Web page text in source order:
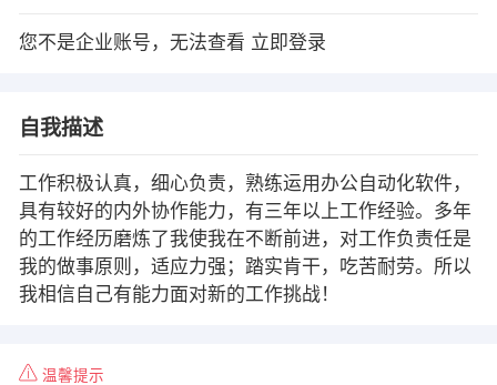
您不是企业账号，无法查看 立即登录
自我描述
工作积极认真，细心负责，熟练运用办公自动化软件，
具有较好的内外协作能力，有三年以上工作经验。多年
的工作经历磨炼了我使我在不断前进，对工作负责任是
我的做事原则，适应力强；踏实肯干，吃苦耐劳。所以
我相信自己有能力面对新的工作挑战！
温馨提示